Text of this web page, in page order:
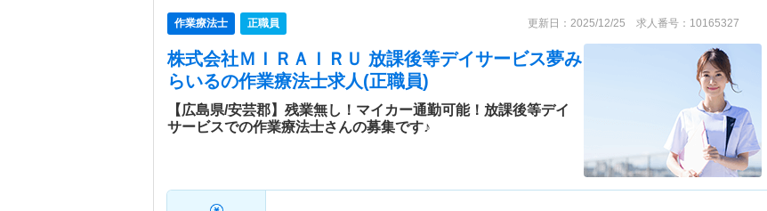
作業療法士 正職員 更新日：2025/12/25 求人番号：10165327
株式会社ＭＩＲＡＩＲＵ 放課後等デイサービス夢み
らいるの作業療法士求人(正職員)
【広島県/安芸郡】残業無し！マイカー通勤可能！放課後等デイ
サービスでの作業療法士さんの募集です♪